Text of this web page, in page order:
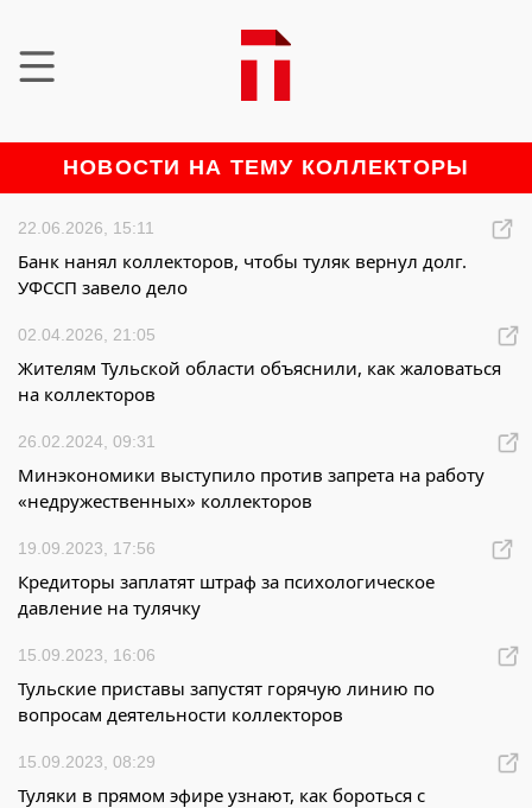
НОВОСТИ НА ТЕМУ КОЛЛЕКТОРЫ
22.06.2026, 15:11
Банк нанял коллекторов, чтобы туляк вернул долг.
УФССП завело дело
02.04.2026, 21:05
Жителям Тульской области объяснили, как жаловаться
на коллекторов
26.02.2024, 09:31
Минэкономики выступило против запрета на работу
«недружественных» коллекторов
19.09.2023, 17:56
Кредиторы заплатят штраф за психологическое
давление на тулячку
15.09.2023, 16:06
Тульские приставы запустят горячую линию по
вопросам деятельности коллекторов
15.09.2023, 08:29
Туляки в прямом эфире узнают, как бороться с